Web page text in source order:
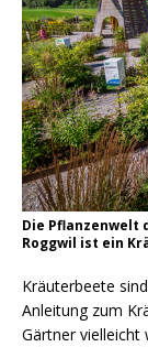
Die Pflanzenwelt
Roggwil ist ein
Kräuterbeete
Anleitung zum
Gärtner vielleicht